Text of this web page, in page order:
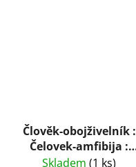
Člověk-obojživelník :
Čelovek-amfibija :
poučný román
Skladem (1 ks)